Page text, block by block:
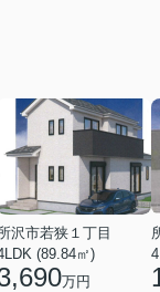
沢市若狭１丁目
(89.84㎡)
万円